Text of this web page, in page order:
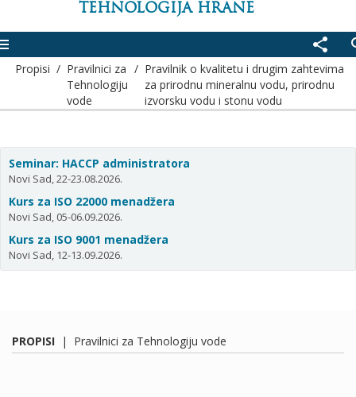
TEHNOLOGIJA HRANE
share
Propisi / Pravilnici za
Tehnologiju
vode
/ Pravilnik o kvalitetu i drugim zahtevima
za prirodnu mineralnu vodu, prirodnu
izvorsku vodu i stonu vodu
Seminar: HACCP administratora
Novi Sad, 22-23.08.2026.
Kurs za ISO 22000 menadžera
Novi Sad, 05-06.09.2026.
Kurs za ISO 9001 menadžera
Novi Sad, 12-13.09.2026.
PROPISI | Pravilnici za Tehnologiju vode